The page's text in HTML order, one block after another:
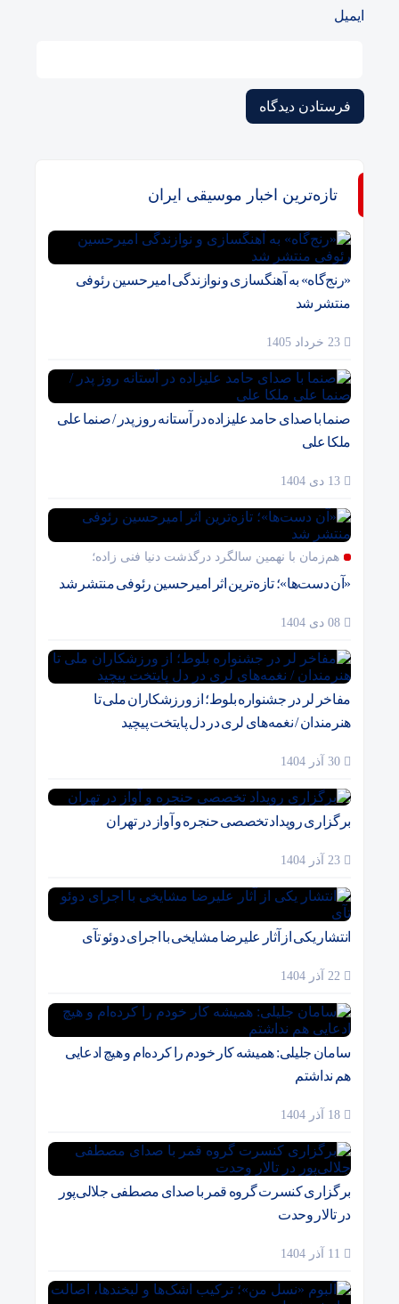
ایمیل
تازه‌ترین اخبار موسیقی ایران
«رنج‌گاه» به آهنگسازی و نوازندگی امیرحسین رئوفی
منتشر شد
صنما با صدای حامد علیزاده در آستانه روز پدر / صنما علی
ملکا علی
هم‌زمان با نهمین سالگرد درگذشت دنیا فنی زاده؛
«آن دست‌ها»؛ تازه‌ترین اثر امیرحسین رئوفی منتشر شد
مفاخر لر در جشنواره بلوط؛ از ورزشکاران ملی تا
هنرمندان / نغمه‌های لری در دل پایتخت پیچید
برگزاری رویداد تخصصی حنجره و آواز در تهران
انتشار یکی از آثار علیرضا مشایخی با اجرای دوئو تآی
سامان جلیلی: همیشه کار خودم را کرده‌ام و هیچ ادعایی
هم نداشتم
برگزاری کنسرت گروه قمر با صدای مصطفی جلالی‌پور
در تالار وحدت